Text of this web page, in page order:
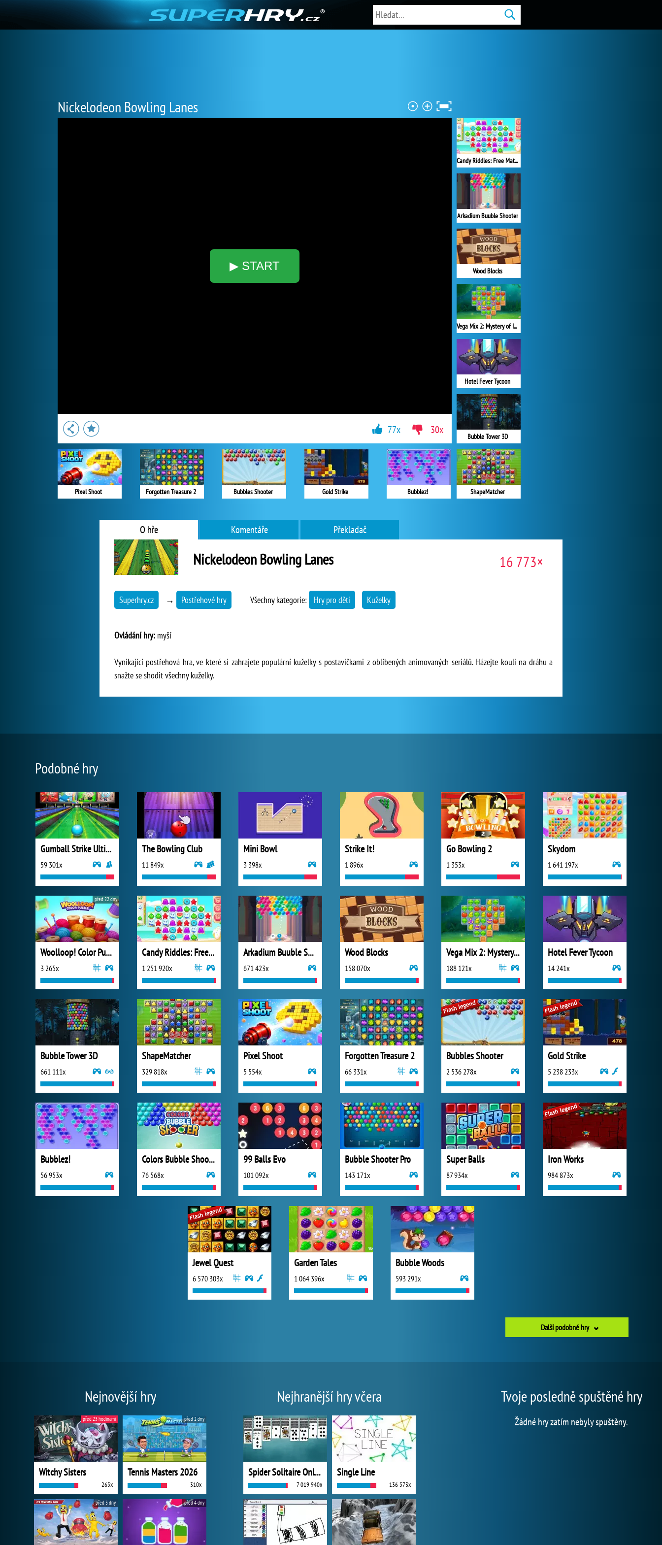
Nickelodeon Bowling Lanes
▶ START
Candy Riddles: Free Match 3 Puzzle
Arkadium Buuble Shooter
Wood Blocks
Vega Mix 2: Mystery of Island
Hotel Fever Tycoon
Bubble Tower 3D
ShapeMatcher
Pixel Shoot Forgotten Treasure 2 Bubbles Shooter Gold Strike Bubblez!
77x 30x
O hře Komentáře Překladač
Nickelodeon Bowling Lanes 16 773×
Superhry.cz → Postřehové hry Všechny kategorie: Hry pro děti Kuželky
Ovládání hry: myší
Vynikající postřehová hra, ve které si zahrajete populární kuželky s postavičkami z oblíbených animovaných seriálů. Házejte kouli na dráhu a
snažte se shodit všechny kuželky.
Podobné hry
Gumball Strike Ultimate Bowling
59 301x
The Bowling Club
11 849x
Mini Bowl
3 398x
Strike It!
1 896x
Go Bowling 2
1 353x
Skydom
1 641 197x
Woolloop! Color Puzzle
3 265x
před 22 dny
Candy Riddles: Free Match 3 Puzzle
1 251 920x
Arkadium Buuble Shooter
671 423x
Wood Blocks
158 070x
Vega Mix 2: Mystery of Island
188 121x
Hotel Fever Tycoon
14 241x
Bubble Tower 3D
661 111x
ShapeMatcher
329 818x
Pixel Shoot
5 554x
Forgotten Treasure 2
66 331x
Bubbles Shooter
2 536 278x
Gold Strike
5 238 233x
Bubblez!
56 953x
Colors Bubble Shooter
76 568x
99 Balls Evo
101 092x
Bubble Shooter Pro
143 171x
Super Balls
87 934x
Iron Works
984 873x
Jewel Quest
6 570 303x
Garden Tales
1 064 396x
Bubble Woods
593 291x
Další podobné hry
Nejnovější hry
Witchy Sisters
265x
před 23 hodinami
Tennis Masters 2026
310x
před 2 dny
před 3 dny před 4 dny
Nejhranější hry včera
Spider Solitaire Online
7 019 940x
Single Line
136 573x
Tvoje posledně spuštěné hry
Žádné hry zatím nebyly spuštěny.